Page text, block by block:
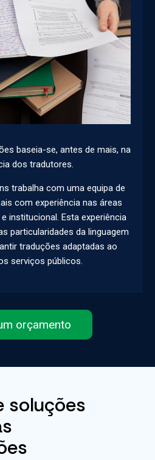
baseia-se, antes de mais, na
dos tradutores.
trabalha com uma equipa de
com experiência nas áreas
institucional. Esta experiência
particularidades da linguagem
traduções adaptadas ao
serviços públicos.
orçamento
soluções